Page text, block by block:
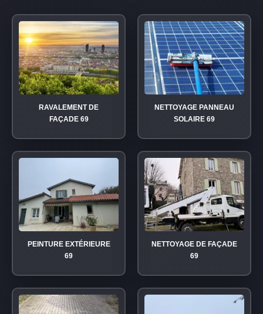
RAVALEMENT DE
FAÇADE 69
NETTOYAGE PANNEAU
SOLAIRE 69
PEINTURE EXTÉRIEURE
69
NETTOYAGE DE FAÇADE
69